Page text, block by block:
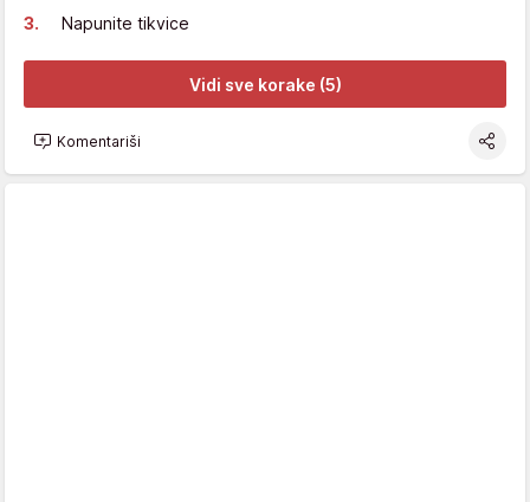
Napunite tikvice
Vidi sve korake (5)
Komentariši